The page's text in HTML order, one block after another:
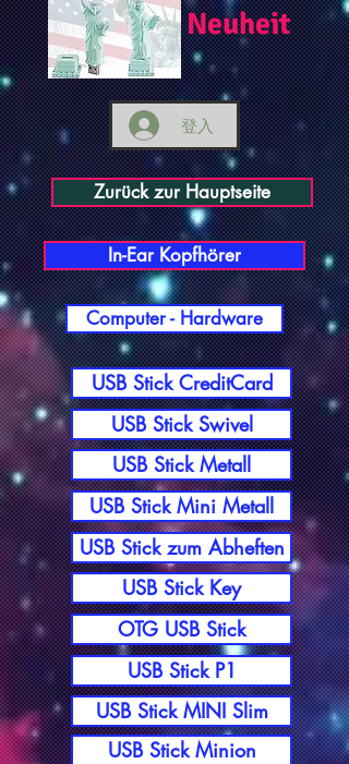
Neuheit
登入
Zurück zur Hauptseite
In-Ear Kopfhörer
Computer - Hardware
USB Stick CreditCard
USB Stick Swivel
USB Stick Metall
USB Stick Mini Metall
USB Stick zum Abheften
USB Stick Key
OTG USB Stick
USB Stick P1
USB Stick MINI Slim
USB Stick Minion